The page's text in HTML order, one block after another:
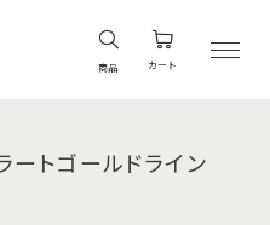
商品 カート
ートゴールドライン